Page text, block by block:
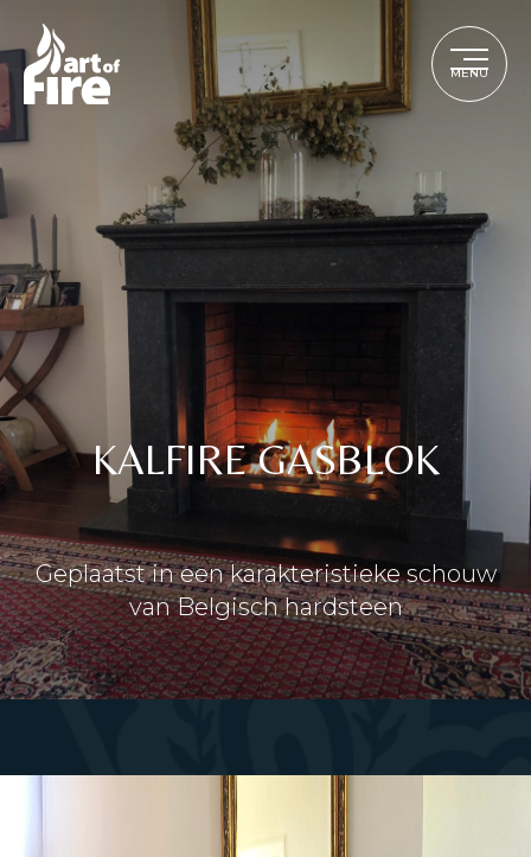
MENU
KALFIRE GASBLOK
Geplaatst in een karakteristieke schouw
van Belgisch hardsteen